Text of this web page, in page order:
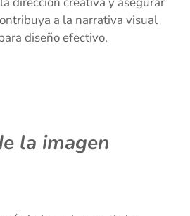
a la narrativa visual
diseño efectivo.
la imagen